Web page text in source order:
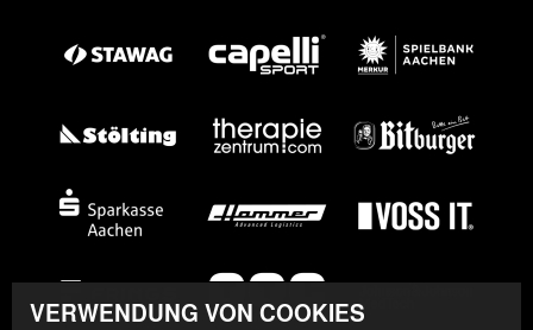
VERWENDUNG VON COOKIES